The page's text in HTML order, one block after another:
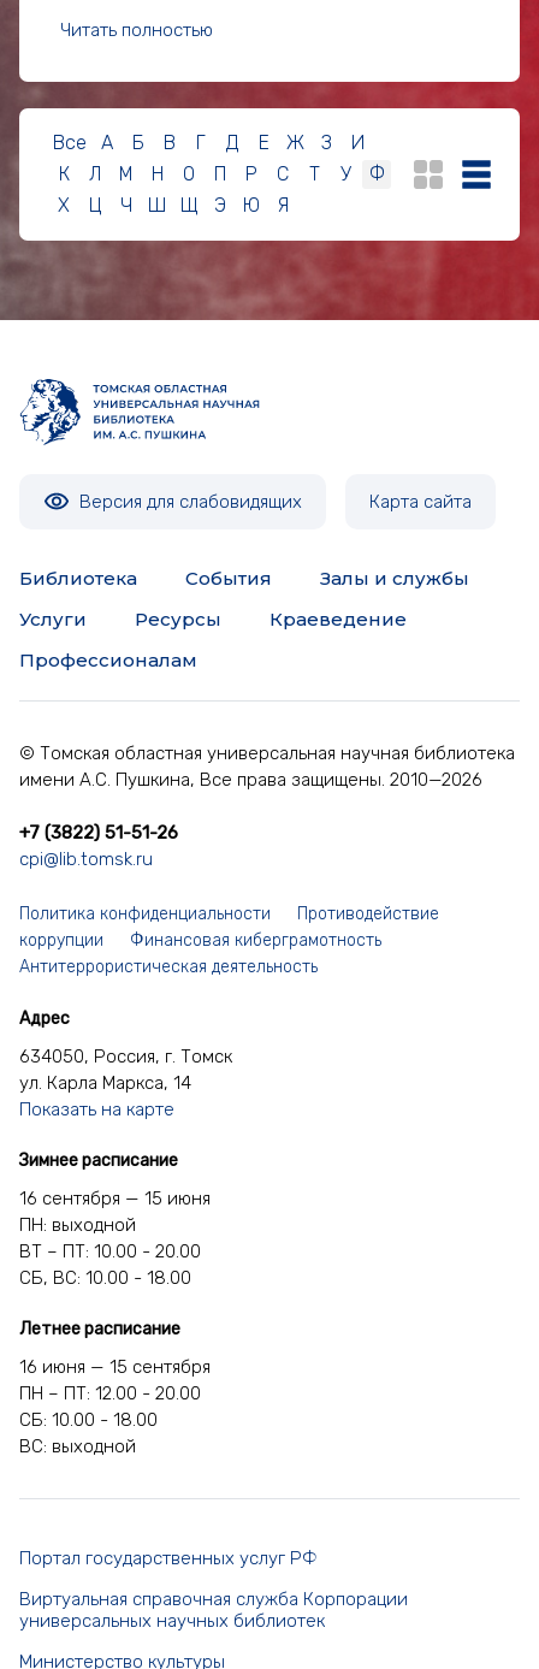
Читать полностью
Все А Б В Г Д Е Ж З
И
К
Л М Н О П Р С Т У
Ф
Х
Ц Ч Ш Щ Э Ю Я
Версия для слабовидящих Карта сайта
Библиотека События
Залы и службы
Услуги
Ресурсы
Краеведение
Профессионалам
© Томская областная универсальная научная библиотека
имени А.С. Пушкина, Все права защищены. 2010—2026
+7 (3822) 51-51-26
cpi@lib.tomsk.ru
Политика конфиденциальности
Противодействие
коррупции
Финансовая киберграмотность
Антитеррористическая деятельность
Адрес
634050, Россия, г. Томск
ул. Карла Маркса, 14
Показать на карте
Зимнее расписание
16 сентября — 15 июня
ПН: выходной
ВТ – ПТ: 10.00 - 20.00
СБ, ВС: 10.00 - 18.00
Летнее расписание
16 июня — 15 сентября
ПН – ПТ: 12.00 - 20.00
СБ: 10.00 - 18.00
ВС: выходной
Портал государственных услуг РФ
Виртуальная справочная служба Корпорации
универсальных научных библиотек
Министерство культуры